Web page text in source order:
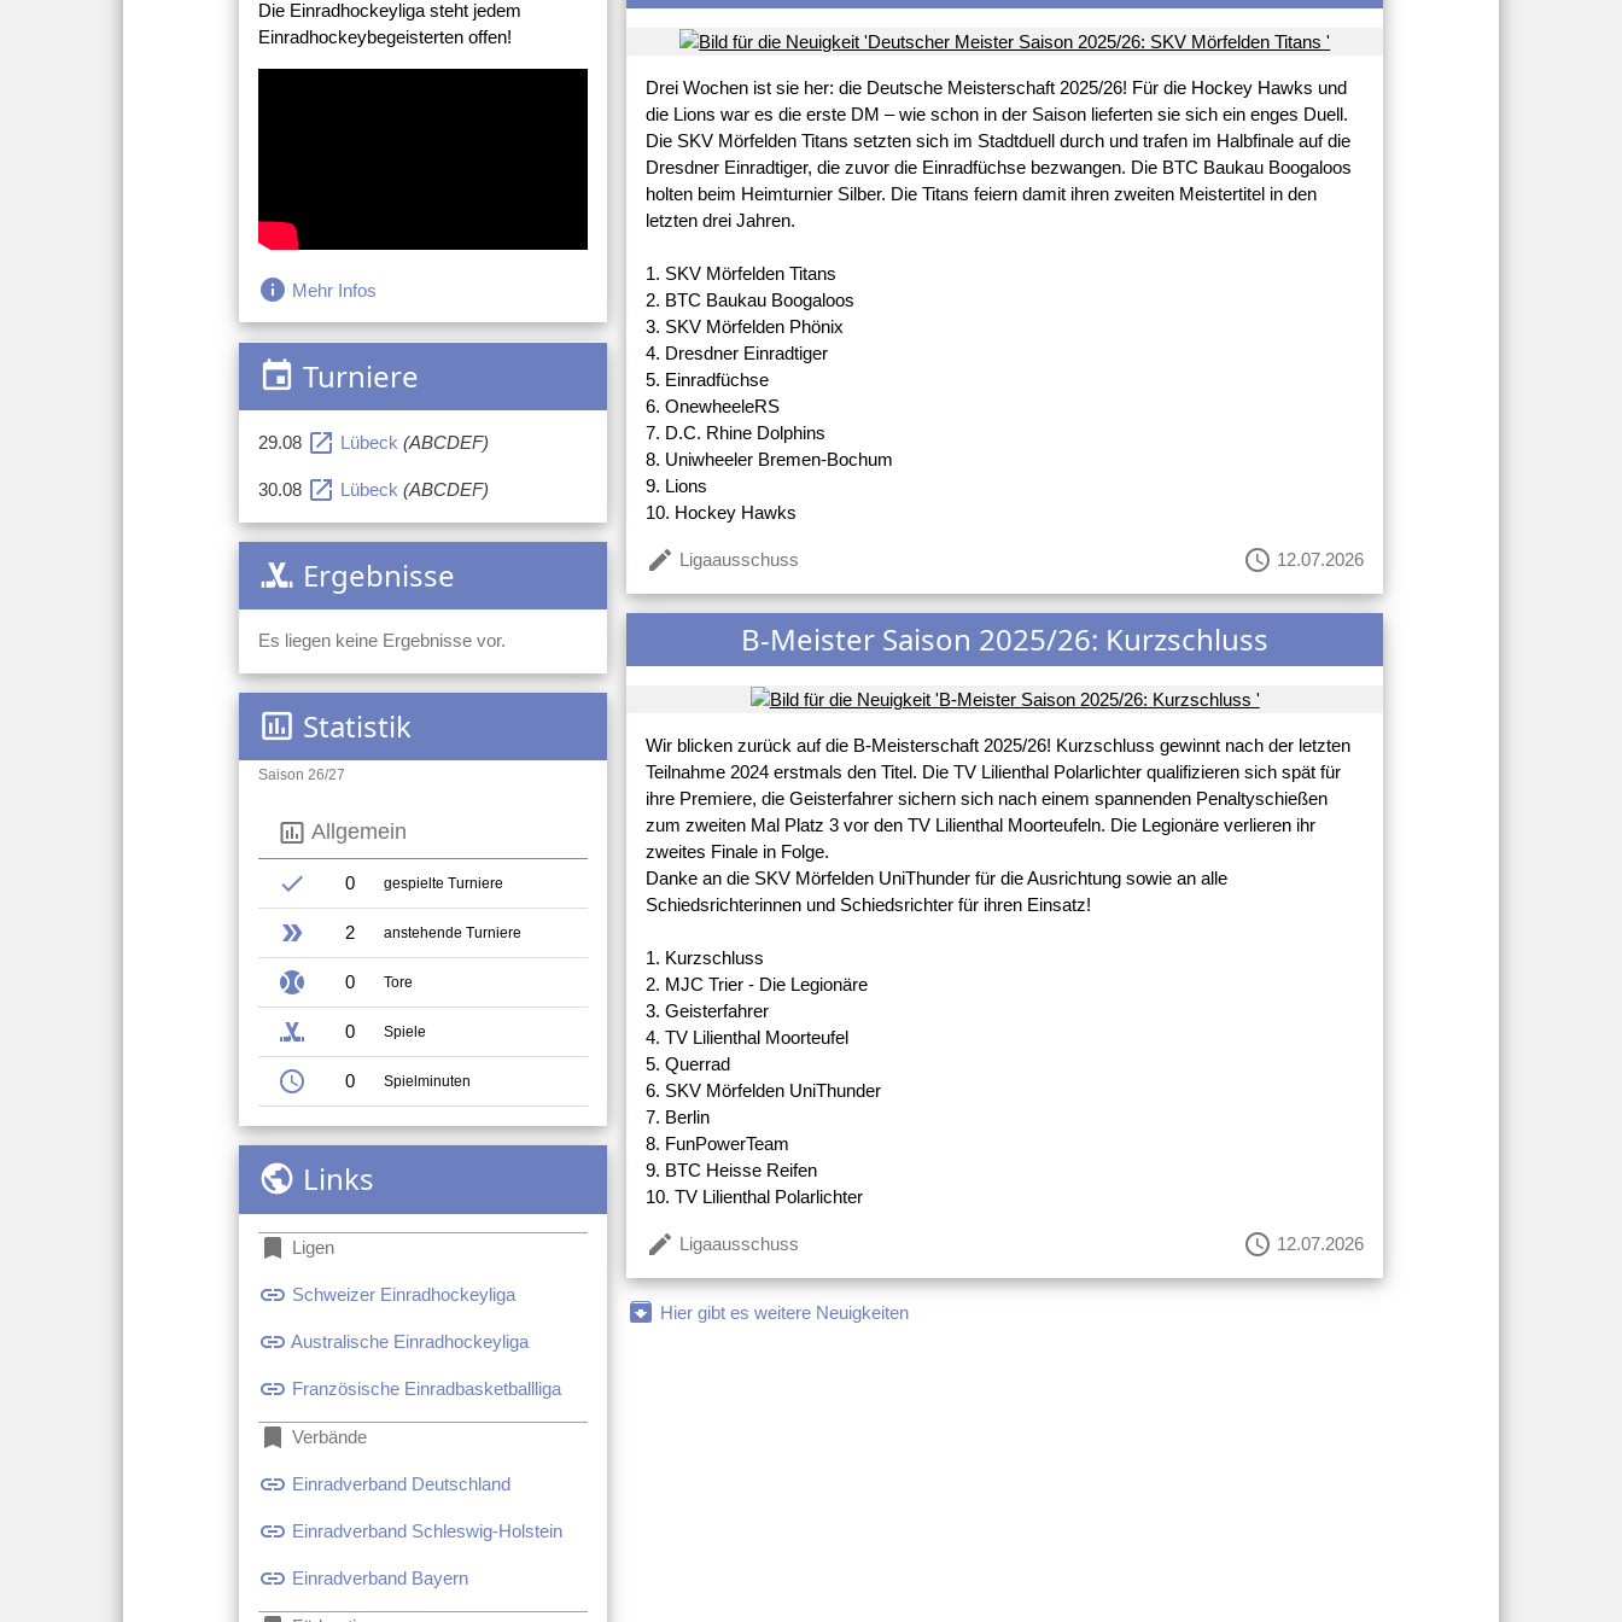
Die Einradhockeyliga steht jedem
Einradhockeybegeisterten offen!
info Mehr Infos
event Turniere
29.08 open_in_new Lübeck (ABCDEF)
30.08 open_in_new Lübeck (ABCDEF)
sports_hockey Ergebnisse
Es liegen keine Ergebnisse vor.
insert_chart_outlined Statistik
Saison 26/27
insert_chart_outlined Allgemein
check 0 gespielte Turniere
double_arrow 2 anstehende Turniere
sports_baseball 0 Tore
sports_hockey 0 Spiele
schedule 0 Spielminuten
public Links
bookmark Ligen
link Schweizer Einradhockeyliga
link Australische Einradhockeyliga
link Französische Einradbasketballliga
bookmark Verbände
link Einradverband Deutschland
link Einradverband Schleswig-Holstein
link Einradverband Bayern
Drei Wochen ist sie her: die Deutsche Meisterschaft 2025/26! Für die Hockey Hawks und
die Lions war es die erste DM – wie schon in der Saison lieferten sie sich ein enges Duell.
Die SKV Mörfelden Titans setzten sich im Stadtduell durch und trafen im Halbfinale auf die
Dresdner Einradtiger, die zuvor die Einradfüchse bezwangen. Die BTC Baukau Boogaloos
holten beim Heimturnier Silber. Die Titans feiern damit ihren zweiten Meistertitel in den
letzten drei Jahren.
1. SKV Mörfelden Titans
2. BTC Baukau Boogaloos
3. SKV Mörfelden Phönix
4. Dresdner Einradtiger
5. Einradfüchse
6. OnewheeleRS
7. D.C. Rhine Dolphins
8. Uniwheeler Bremen-Bochum
9. Lions
10. Hockey Hawks
create Ligaausschuss schedule 12.07.2026
B-Meister Saison 2025/26: Kurzschluss
Wir blicken zurück auf die B-Meisterschaft 2025/26! Kurzschluss gewinnt nach der letzten
Teilnahme 2024 erstmals den Titel. Die TV Lilienthal Polarlichter qualifizieren sich spät für
ihre Premiere, die Geisterfahrer sichern sich nach einem spannenden Penaltyschießen
zum zweiten Mal Platz 3 vor den TV Lilienthal Moorteufeln. Die Legionäre verlieren ihr
zweites Finale in Folge.
Danke an die SKV Mörfelden UniThunder für die Ausrichtung sowie an alle
Schiedsrichterinnen und Schiedsrichter für ihren Einsatz!
1. Kurzschluss
2. MJC Trier - Die Legionäre
3. Geisterfahrer
4. TV Lilienthal Moorteufel
5. Querrad
6. SKV Mörfelden UniThunder
7. Berlin
8. FunPowerTeam
9. BTC Heisse Reifen
10. TV Lilienthal Polarlichter
create Ligaausschuss schedule 12.07.2026
archive Hier gibt es weitere Neuigkeiten